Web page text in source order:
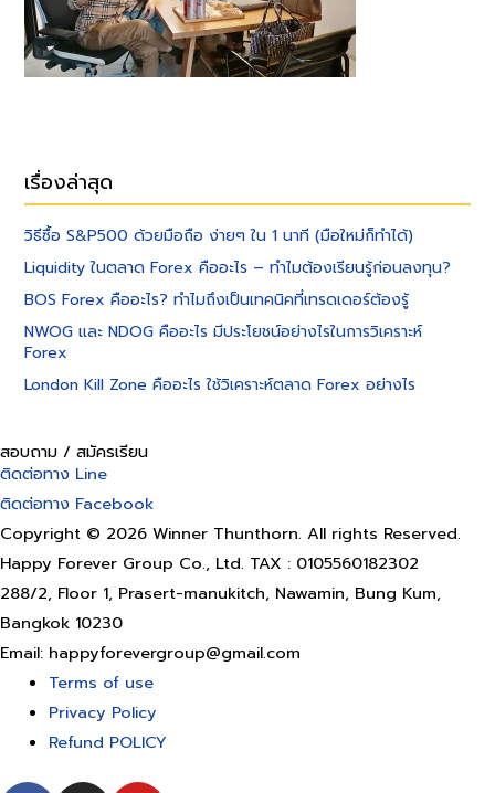
เรื่องล่าสุด
วิธีซื้อ S&P500 ด้วยมือถือ ง่ายๆ ใน 1 นาที (มือใหม่ก็ทำได้)
Liquidity ในตลาด Forex คืออะไร – ทำไมต้องเรียนรู้ก่อนลงทุน?
BOS Forex คืออะไร? ทำไมถึงเป็นเทคนิคที่เทรดเดอร์ต้องรู้
NWOG และ NDOG คืออะไร มีประโยชน์อย่างไรในการวิเคราะห์
Forex
London Kill Zone คืออะไร ใช้วิเคราะห์ตลาด Forex อย่างไร
สอบถาม / สมัครเรียน
ติดต่อทาง Line
ติดต่อทาง Facebook
Copyright © 2026 Winner Thunthorn. All rights Reserved.
Happy Forever Group Co., Ltd. TAX : 0105560182302
288/2, Floor 1, Prasert-manukitch, Nawamin, Bung Kum,
Bangkok 10230
Email: happyforevergroup@gmail.com
Terms of use
Privacy Policy
Refund POLICY